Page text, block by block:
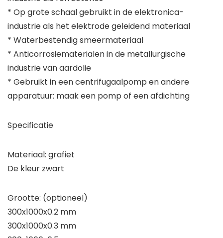
* Op grote schaal gebruikt in de elektronica-
industrie als het elektrode geleidend materiaal
* Waterbestendig smeermateriaal
* Anticorrosiematerialen in de metallurgische
industrie van aardolie
* Gebruikt in een centrifugaalpomp en andere
apparatuur: maak een pomp of een afdichting
Specificatie
Materiaal: grafiet
De kleur zwart
Grootte: (optioneel)
300x1000x0.2 mm
300x1000x0.3 mm